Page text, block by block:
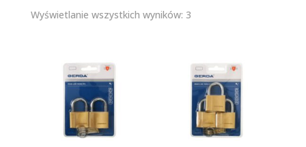
Wyświetlanie wszystkich wyników: 3